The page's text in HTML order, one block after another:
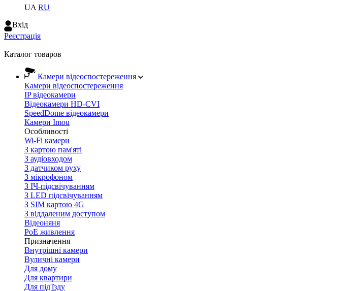
UA RU
Вхiд
Реєстрація
Каталог товаров
Камери відеоспостереження
Камери відеоспостереження
IP відеокамери
Відеокамери HD-CVI
SpeedDome відеокамери
Камери Imou
Особливості
Wi-Fi камери
З картою пам'яті
З аудіовходом
З датчиком руху
З мікрофоном
З ІЧ-підсвічуванням
З LED підсвічуванням
З SIM картою 4G
З віддаленим доступом
Відеоняня
PoE живлення
Призначення
Внутрішні камери
Вуличні камери
Для дому
Для квартири
Для під'їзду